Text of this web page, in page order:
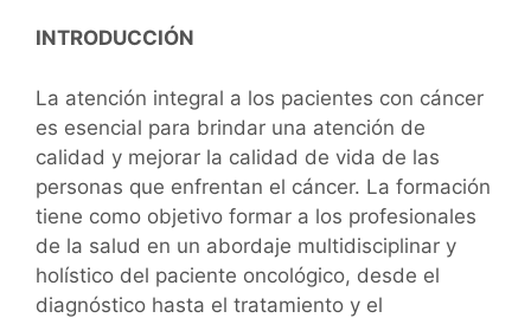
INTRODUCCIÓN
La atención integral a los pacientes con cáncer
es esencial para brindar una atención de
calidad y mejorar la calidad de vida de las
personas que enfrentan el cáncer. La formación
tiene como objetivo formar a los profesionales
de la salud en un abordaje multidisciplinar y
holístico del paciente oncológico, desde el
diagnóstico hasta el tratamiento y el